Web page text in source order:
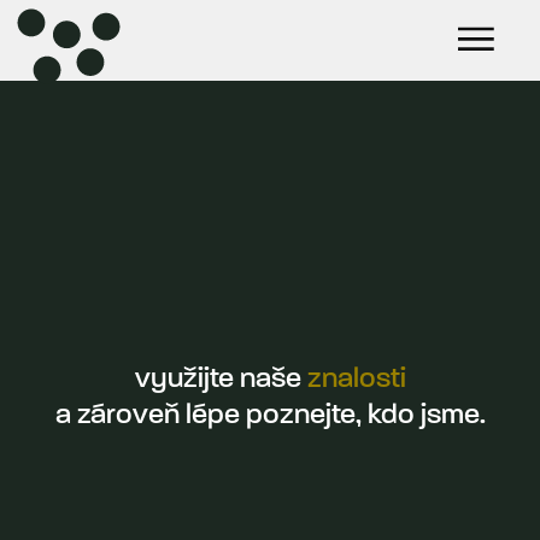
využijte naše znalosti
a zároveň lépe poznejte, kdo jsme.